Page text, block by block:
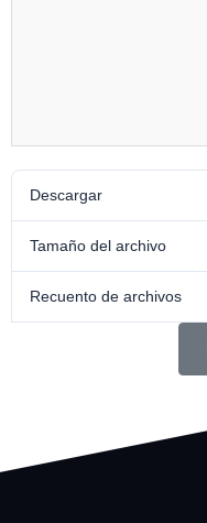
Descargar
Tamaño del archivo
Recuento de archivos